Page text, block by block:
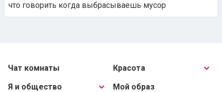
что говорить когда выбрасываешь мусор
Чат комнаты
Я и общество
Красота
Мой образ